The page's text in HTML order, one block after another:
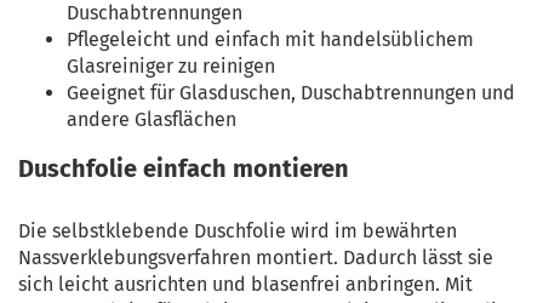
Duschabtrennungen
Pflegeleicht und einfach mit handelsüblichem
Glasreiniger zu reinigen
Geeignet für Glasduschen, Duschabtrennungen und
andere Glasflächen
Duschfolie einfach montieren
Die selbstklebende Duschfolie wird im bewährten
Nassverklebungsverfahren montiert. Dadurch lässt sie
sich leicht ausrichten und blasenfrei anbringen. Mit